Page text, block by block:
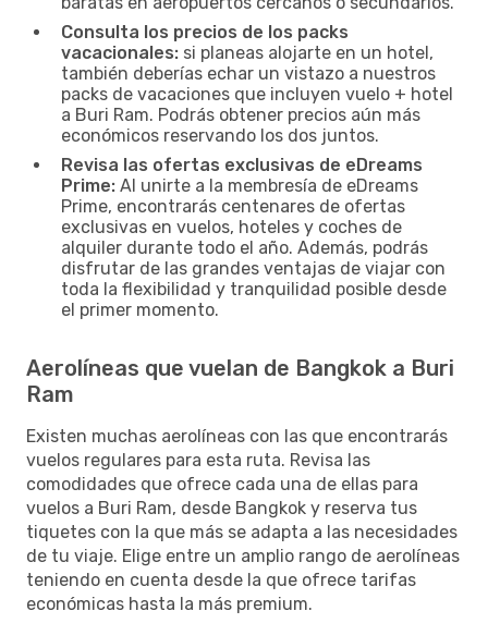
Consulta los precios de los packs
vacacionales: si planeas alojarte en un hotel,
también deberías echar un vistazo a nuestros
packs de vacaciones que incluyen vuelo + hotel
a Buri Ram. Podrás obtener precios aún más
económicos reservando los dos juntos.
Revisa las ofertas exclusivas de eDreams
Prime: Al unirte a la membresía de eDreams
Prime, encontrarás centenares de ofertas
exclusivas en vuelos, hoteles y coches de
alquiler durante todo el año. Además, podrás
disfrutar de las grandes ventajas de viajar con
toda la flexibilidad y tranquilidad posible desde
el primer momento.
Aerolíneas que vuelan de Bangkok a Buri
Ram
Existen muchas aerolíneas con las que encontrarás
vuelos regulares para esta ruta. Revisa las
comodidades que ofrece cada una de ellas para
vuelos a Buri Ram, desde Bangkok y reserva tus
tiquetes con la que más se adapta a las necesidades
de tu viaje. Elige entre un amplio rango de aerolíneas
teniendo en cuenta desde la que ofrece tarifas
económicas hasta la más premium.